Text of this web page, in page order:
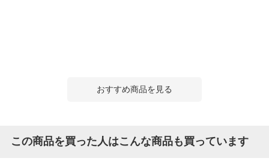
おすすめ商品を見る
この商品を買った人はこんな商品も買っています